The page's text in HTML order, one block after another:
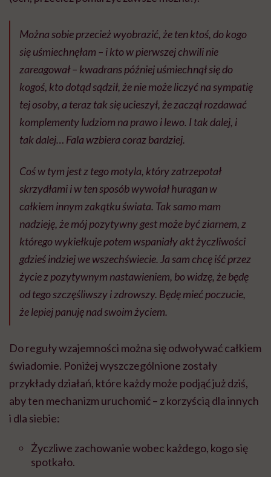
Można sobie przecież wyobrazić, że ten ktoś, do kogo
się uśmiechnęłam – i kto w pierwszej chwili nie
zareagował – kwadrans później uśmiechnął się do
kogoś, kto dotąd sądził, że nie może liczyć na sympatię
tej osoby, a teraz tak się ucieszył, że zaczął rozdawać
komplementy ludziom na prawo i lewo. I tak dalej, i
tak dalej… Fala wzbiera coraz bardziej.
Coś w tym jest z tego motyla, który zatrzepotał
skrzydłami i w ten sposób wywołał huragan w
całkiem innym zakątku świata. Tak samo mam
nadzieję, że mój pozytywny gest może być ziarnem, z
którego wykiełkuje potem wspaniały akt życzliwości
gdzieś indziej we wszechświecie. Ja sam chcę iść przez
życie z pozytywnym nastawieniem, bo widzę, że będę
od tego szczęśliwszy i zdrowszy. Będę mieć poczucie,
że lepiej panuję nad swoim życiem.
Do reguły wzajemności można się odwoływać całkiem
świadomie. Poniżej wyszczególnione zostały
przykłady działań, które każdy może podjąć już dziś,
aby ten mechanizm uruchomić – z korzyścią dla innych
i dla siebie:
Życzliwe zachowanie wobec każdego, kogo się
spotkało.